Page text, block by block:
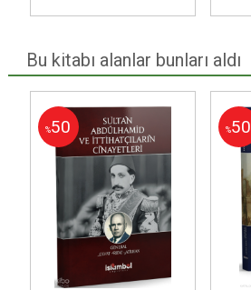
Bu kitabı alanlar bunları aldı
%50 %50